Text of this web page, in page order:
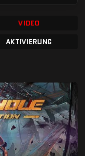
VIDEO
AKTIVIERUNG